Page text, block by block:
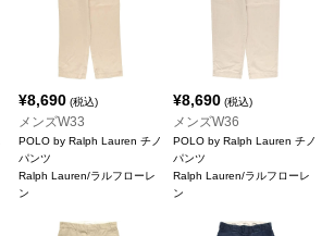
¥8,690(税込)
メンズW33
POLO by Ralph Lauren チノ
パンツ
Ralph Lauren/ラルフローレ
ン
¥8,690 (税込)
メンズW36
POLO by Ralph Lauren チノ
パンツ
Ralph Lauren/ラルフローレ
ン